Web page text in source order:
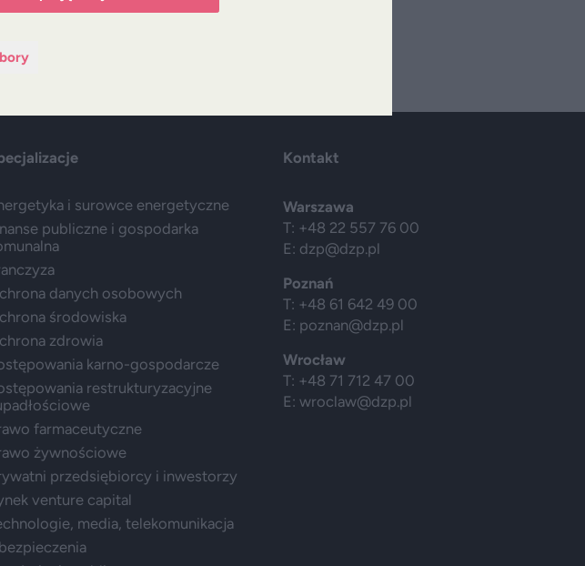
z DZP
i surowce energetyczne
publiczne i gospodarka
danych osobowych
środowiska
zdrowia
karno-gospodarcze
restrukturyzacyjne
farmaceutyczne
żywnościowe
przedsiębiorcy i inwestorzy
venture capital
media, telekomunikacja
Kontakt
Warszawa
T: +48 22 557 76 00
E: dzp@dzp.pl
Poznań
T: +48 61 642 49 00
E: poznan@dzp.pl
Wrocław
T: +48 71 712 47 00
E: wroclaw@dzp.pl